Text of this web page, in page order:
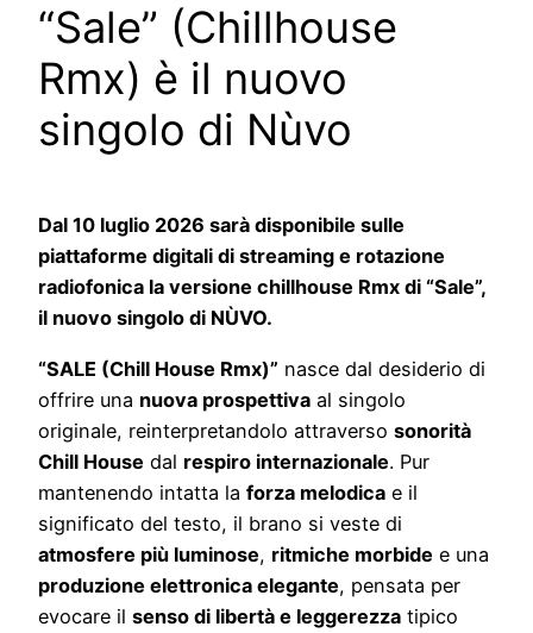
“Sale” (Chillhouse
Rmx) è il nuovo
singolo di Nùvo
Dal 10 luglio 2026 sarà disponibile sulle
piattaforme digitali di streaming e rotazione
radiofonica la versione chillhouse Rmx di “Sale”,
il nuovo singolo di NÙVO.
“SALE (Chill House Rmx)” nasce dal desiderio di
offrire una nuova prospettiva al singolo
originale, reinterpretandolo attraverso sonorità
Chill House dal respiro internazionale. Pur
mantenendo intatta la forza melodica e il
significato del testo, il brano si veste di
atmosfere più luminose, ritmiche morbide e una
produzione elettronica elegante, pensata per
evocare il senso di libertà e leggerezza tipico